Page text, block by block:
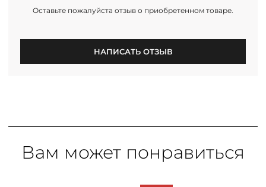
Оставьте пожалуйста отзыв о приобретенном товаре.
НАПИСАТЬ ОТЗЫВ
Вам может понравиться